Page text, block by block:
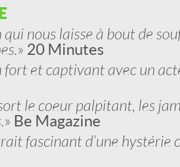
nous laisse à bout de
» 20 Minutes
fort et captivant avec un
le coeur palpitant, les
» Be Magazine
fascinant d’une hystérie